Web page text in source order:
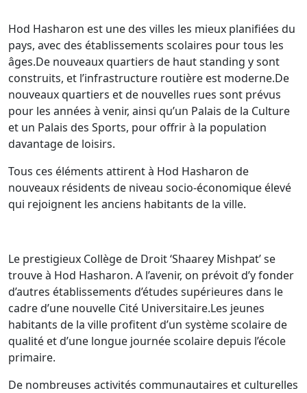
Hod Hasharon est une des villes les mieux planifiées du
pays, avec des établissements scolaires pour tous les
âges.De nouveaux quartiers de haut standing y sont
construits, et l’infrastructure routière est moderne.De
nouveaux quartiers et de nouvelles rues sont prévus
pour les années à venir, ainsi qu’un Palais de la Culture
et un Palais des Sports, pour offrir à la population
davantage de loisirs.
Tous ces éléments attirent à Hod Hasharon de
nouveaux résidents de niveau socio-économique élevé
qui rejoignent les anciens habitants de la ville.
Le prestigieux Collège de Droit ‘Shaarey Mishpat’ se
trouve à Hod Hasharon. A l’avenir, on prévoit d’y fonder
d’autres établissements d’études supérieures dans le
cadre d’une nouvelle Cité Universitaire.Les jeunes
habitants de la ville profitent d’un système scolaire de
qualité et d’une longue journée scolaire depuis l’école
primaire.
De nombreuses activités communautaires et culturelles